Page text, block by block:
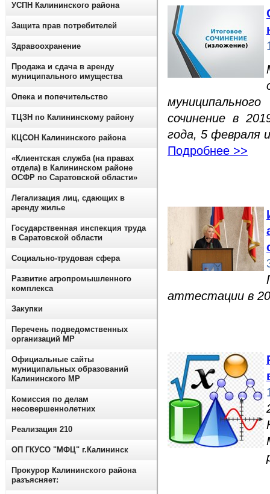
сочинение в
года, 5 февраля
Подробнее >>
аттестации в
УСПН Калининского района
Защита прав потребителей
Здравоохранение
Продажа и сдача в аренду
муниципального имущества
Опека и попечительство
ТЦЗН по Калининскому району
КЦСОН Калининского района
«Клиентская служба (на правах
отдела) в Калининском районе
ОСФР по Саратовской области»
Легализация лиц, сдающих в
аренду жилье
Государственная инспекция труда
в Саратовской области
Социально-трудовая сфера
Развитие агропромышленного
комплекса
Закупки
Перечень подведомственных
организаций МР
Официальные сайты
муниципальных образований
Калининского МР
Комиссия по делам
несовершеннолетних
Реализация 210
ОП ГКУСО "МФЦ" г.Калининск
Прокурор Калининского района
разъясняет: